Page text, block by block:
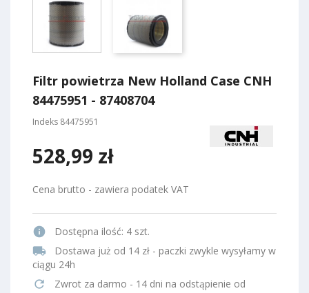
Filtr powietrza New Holland Case CNH
84475951 - 87408704
Indeks 84475951
528,99 zł
Cena brutto - zawiera podatek VAT
info Dostępna ilość: 4 szt.
local_shipping
Dostawa już od 14 zł - paczki zwykle wysyłamy w
ciągu 24h
refresh
Zwrot za darmo - 14 dni na odstąpienie od